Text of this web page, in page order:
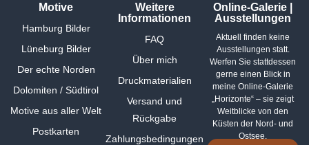
Motive
Hamburg Bilder
Lüneburg Bilder
Der echte Norden
Dolomiten / Südtirol
Motive aus aller Welt
Postkarten
Weitere
Informationen
FAQ
Über mich
Druckmaterialien
Versand und
Rückgabe
Zahlungsbedingungen
Online-Galerie |
Ausstellungen
Aktuell finden keine
Ausstellungen statt.
Werfen Sie stattdessen
gerne einen Blick in
meine Online-Galerie
„Horizonte“ – sie zeigt
Weitblicke von den
Küsten der Nord- und
Ostsee.